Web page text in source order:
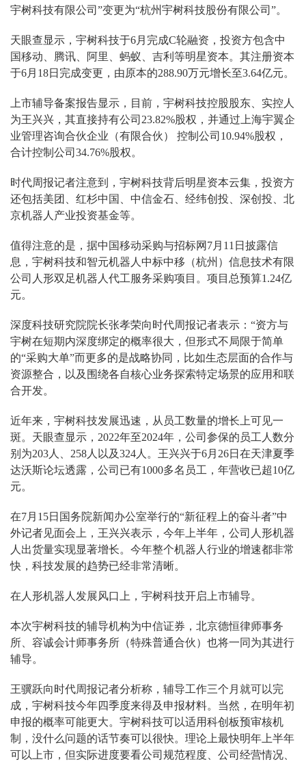
宇树科技有限公司”变更为“杭州宇树科技股份有限公司”。
天眼查显示，宇树科技于6月完成C轮融资，投资方包含中
国移动、腾讯、阿里、蚂蚁、吉利等明星资本。其注册资本
于6月18日完成变更，由原本的288.90万元增长至3.64亿元。
上市辅导备案报告显示，目前，宇树科技控股股东、实控人
为王兴兴，其直接持有公司23.82%股权，并通过上海宇翼企
业管理咨询合伙企业（有限合伙） 控制公司10.94%股权，
合计控制公司34.76%股权。
时代周报记者注意到，宇树科技背后明星资本云集，投资方
还包括美团、红杉中国、中信金石、经纬创投、深创投、北
京机器人产业投资基金等。
值得注意的是，据中国移动采购与招标网7月11日披露信
息，宇树科技和智元机器人中标中移（杭州）信息技术有限
公司人形双足机器人代工服务采购项目。项目总预算1.24亿
元。
深度科技研究院院长张孝荣向时代周报记者表示：“资方与
宇树在短期内深度绑定的概率很大，但形式不局限于简单
的“采购大单”而更多的是战略协同，比如生态层面的合作与
资源整合，以及围绕各自核心业务探索特定场景的应用和联
合开发。
近年来，宇树科技发展迅速，从员工数量的增长上可见一
斑。天眼查显示，2022年至2024年，公司参保的员工人数分
别为203人、258人以及324人。王兴兴于6月26日在天津夏季
达沃斯论坛透露，公司已有1000多名员工，年营收已超10亿
元。
在7月15日国务院新闻办公室举行的“新征程上的奋斗者”中
外记者见面会上，王兴兴表示，今年上半年，公司人形机器
人出货量实现显著增长。今年整个机器人行业的增速都非常
快，科技发展的趋势已经非常清晰。
在人形机器人发展风口上，宇树科技开启上市辅导。
本次宇树科技的辅导机构为中信证券，北京德恒律师事务
所、容诚会计师事务所（特殊普通合伙）也将一同为其进行
辅导。
王骥跃向时代周报记者分析称，辅导工作三个月就可以完
成，宇树科技今年四季度来得及申报材料。当然，在明年初
申报的概率可能更大。宇树科技可以适用科创板预审核机
制，没什么问题的话节奏可以很快。理论上最快明年上半年
可以上市，但实际进度要看公司规范程度、公司经营情况、